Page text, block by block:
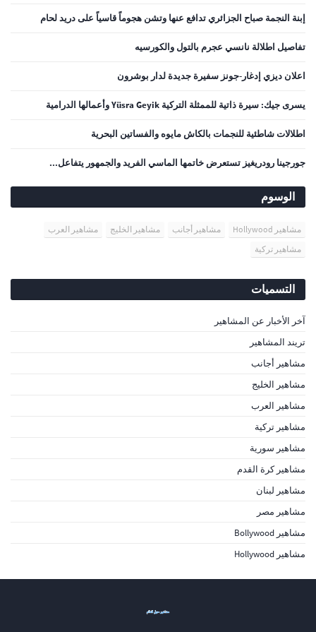
إبنة النجمة صباح الجزائري تدافع عنها وتشن هجوماً قاسياً على دريد لحام
تفاصيل اطلالة نانسي عجرم بالتول والكورسيه
اعلان ديزي إدغار-جونز سفيرة جديدة لدار بوشرون
يسرى جيك: سيرة ذاتية للممثلة التركية Yüsra Geyik وأعمالها الدرامية
اطلالات شاطئية للنجمات بالكاش مايوه والفساتين البحرية
جورجينا رودريغيز تستعرض خاتمها الماسي الفريد والجمهور يتفاعل...
الوسوم
مشاهير Hollywood مشاهير أجانب مشاهير الخليج
مشاهير العرب
مشاهير تركية
التسميات
آخر الأخبار عن المشاهير
تريند المشاهير
مشاهير أجانب
مشاهير الخليج
مشاهير العرب
مشاهير تركية
مشاهير سورية
مشاهير كرة القدم
مشاهير لبنان
مشاهير مصر
مشاهير Bollywood
مشاهير Hollywood